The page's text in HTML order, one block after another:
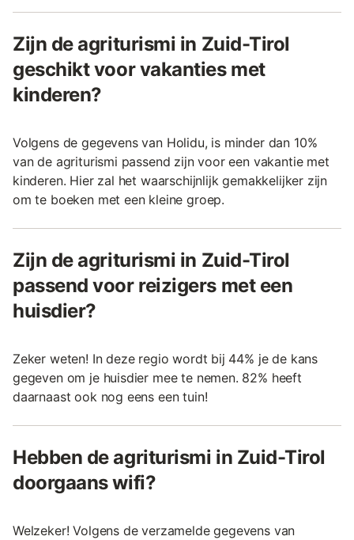
Zijn de agriturismi in Zuid-Tirol
geschikt voor vakanties met
kinderen?
Volgens de gegevens van Holidu, is minder dan 10%
van de agriturismi passend zijn voor een vakantie met
kinderen. Hier zal het waarschijnlijk gemakkelijker zijn
om te boeken met een kleine groep.
Zijn de agriturismi in Zuid-Tirol
passend voor reizigers met een
huisdier?
Zeker weten! In deze regio wordt bij 44% je de kans
gegeven om je huisdier mee te nemen. 82% heeft
daarnaast ook nog eens een tuin!
Hebben de agriturismi in Zuid-Tirol
doorgaans wifi?
Welzeker! Volgens de verzamelde gegevens van